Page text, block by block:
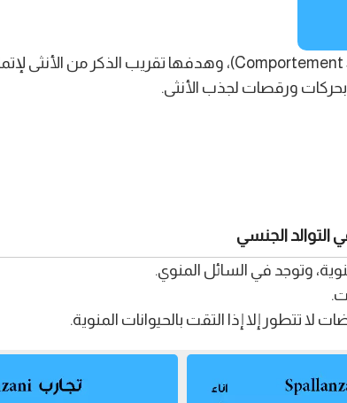
التوالد الجنسي
وتوجد في السائل المنوي.